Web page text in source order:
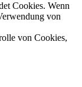
Cookies. Wenn
von
von Cookies,